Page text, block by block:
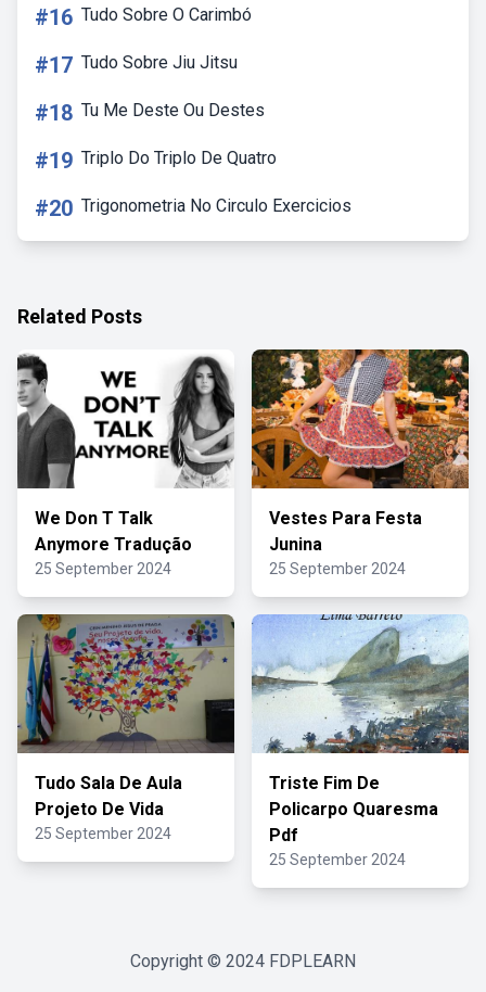
#16 Tudo Sobre O Carimbó
#17 Tudo Sobre Jiu Jitsu
#18 Tu Me Deste Ou Destes
#19 Triplo Do Triplo De Quatro
#20 Trigonometria No Circulo Exercicios
Related Posts
We Don T Talk
Anymore Tradução
25 September 2024
Vestes Para Festa
Junina
25 September 2024
Tudo Sala De Aula
Projeto De Vida
25 September 2024
Triste Fim De
Policarpo Quaresma
Pdf
25 September 2024
Copyright © 2024 FDPLEARN